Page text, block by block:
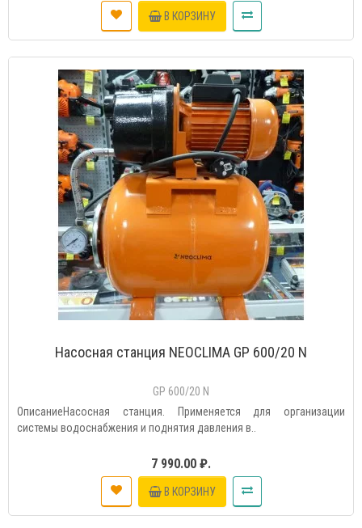
В КОРЗИНУ
Насосная станция NEOCLIMA GP 600/20 N
GP 600/20 N
ОписаниеНасосная станция. Применяется для организации
системы водоснабжения и поднятия давления в..
7 990.00 ₽.
В КОРЗИНУ